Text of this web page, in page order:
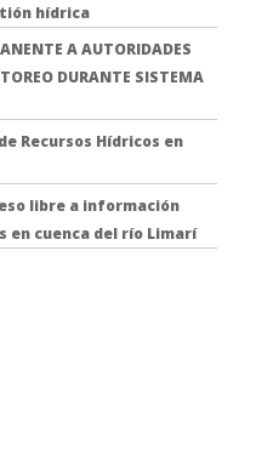
hídrica
A AUTORIDADES
DURANTE SISTEMA
Recursos Hídricos en
libre a información
en cuenca del río Limarí